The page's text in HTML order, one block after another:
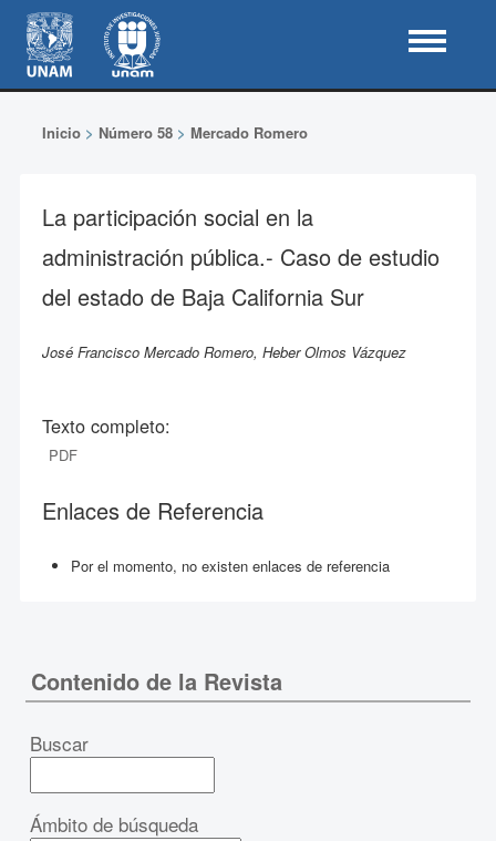
Inicio> Número 58> Mercado Romero
La participación social en la
administración pública.- Caso de estudio
del estado de Baja California Sur
José Francisco Mercado Romero, Heber Olmos Vázquez
Texto completo:
PDF
Enlaces de Referencia
Por el momento, no existen enlaces de referencia
Contenido de la Revista
Buscar
Ámbito de búsqueda